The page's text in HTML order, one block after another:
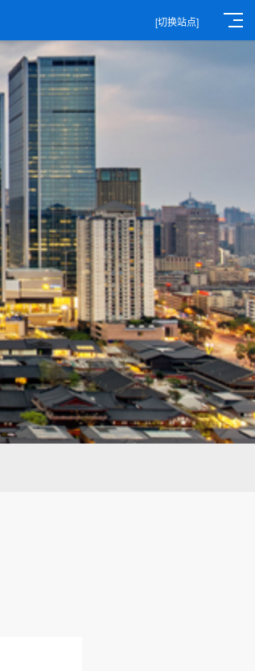
[切换站点]